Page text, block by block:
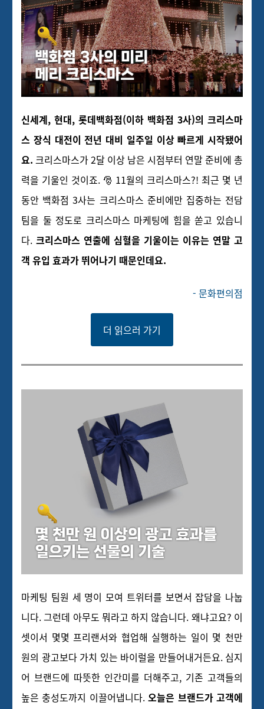
신세계, 현대, 롯데백화점(이하 백화점 3사)의 크리스마
스 장식 대전이 전년 대비 일주일 이상 빠르게 시작됐어
요. 크리스마스가 2달 이상 남은 시점부터 연말 준비에 총
력을 기울인 것이죠. 🎅 11월의 크리스마스?! 최근 몇 년
동안 백화점 3사는 크리스마스 준비에만 집중하는 전담
팀을 둘 정도로 크리스마스 마케팅에 힘을 쏟고 있습니
다. 크리스마스 연출에 심혈을 기울이는 이유는 연말 고
객 유입 효과가 뛰어나기 때문인데요.
- 문화편의점
더 읽으러 가기
마케팅 팀원 세 명이 모여 트위터를 보면서 잡담을 나눕
니다. 그런데 아무도 뭐라고 하지 않습니다. 왜냐고요? 이
셋이서 몇몇 프리랜서와 협업해 실행하는 일이 몇 천만
원의 광고보다 가치 있는 바이럴을 만들어내거든요. 심지
어 브랜드에 따뜻한 인간미를 더해주고, 기존 고객들의
높은 충성도까지 이끌어냅니다.오늘은 브랜드가 고객에